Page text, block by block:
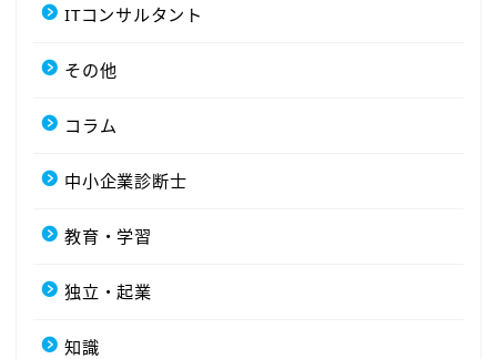
ITコンサルタント
その他
コラム
中小企業診断士
教育・学習
独立・起業
知識